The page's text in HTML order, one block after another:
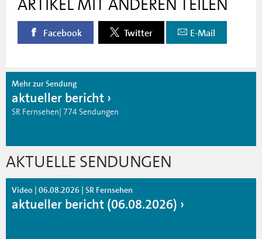
ARTIKEL MIT ANDEREN TEILEN
Facebook Twitter E-Mail
Mehr zur Sendung
aktueller bericht
SR Fernsehen| 774 Sendungen
AKTUELLE SENDUNGEN
Video | 06.08.2026 | SR Fernsehen
aktueller bericht (06.08.2026)